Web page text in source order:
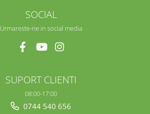
SOCIAL
Urmareste-ne in social media
SUPORT CLIENTI
08:00-17:00
0744 540 656